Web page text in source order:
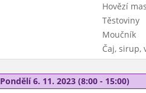
Hovězí
Těstoviny
Moučník
Čaj, sirup,
Pondělí 6. 11. 2023 (8:00 - 15:00)